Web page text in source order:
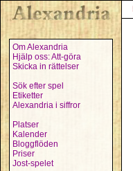
Om Alexandria
Hjälp oss: Att-göra
Skicka in rättelser
Sök efter spel
Etiketter
Alexandria i siffror
Platser
Kalender
Bloggflöden
Priser
Jost-spelet